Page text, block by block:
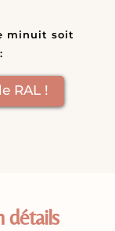
minuit soit
RAL !
détails